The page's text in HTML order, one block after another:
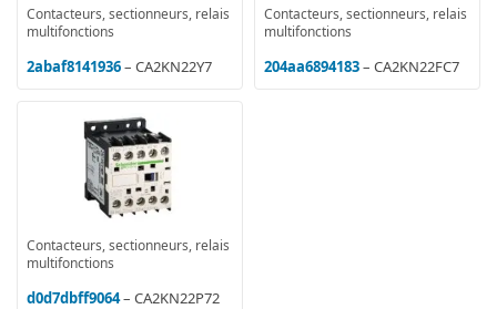
Contacteurs, sectionneurs, relais
multifonctions
2abaf8141936– CA2KN22Y7
Contacteurs, sectionneurs, relais
multifonctions
204aa6894183– CA2KN22FC7
Contacteurs, sectionneurs, relais
multifonctions
d0d7dbff9064– CA2KN22P72